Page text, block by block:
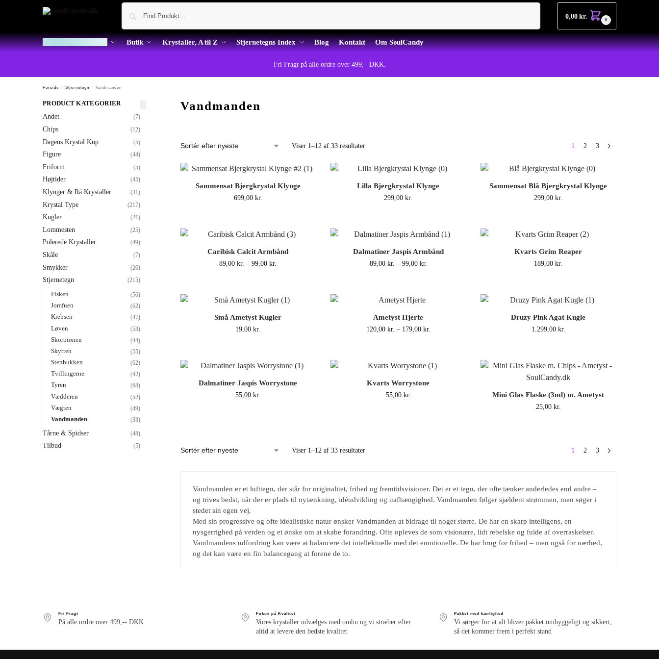
0,00kr. 0
Dagens Krystal Kup Butik Krystaller, A til Z Stjernetegns Index Blog Kontakt Om SoulCandy
Fri Fragt på alle ordre over 499,– DKK.
Forside / Stjernetegn / Vandmanden
Vandmanden
Viser 1–12 af 33 resultater 1 2 3
Sammensat Bjergkrystal Klynge
699,00 kr.
Lilla Bjergkrystal Klynge
299,00 kr.
Sammensat Blå Bjergkrystal Klynge
299,00kr.
Caribisk Calcit Armbånd
89,00kr. – 99,00kr.
Dalmatiner Jaspis Armbånd
89,00 kr. – 99,00 kr.
Kvarts Grim Reaper
189,00kr.
Små Ametyst Kugler
19,00kr.
Ametyst Hjerte
120,00 kr. – 179,00 kr.
Druzy Pink Agat Kugle
1.299,00 kr.
Dalmatiner Jaspis Worrystone
55,00kr.
Kvarts Worrystone
55,00 kr. Mini Glas Flaske (3ml) m. Ametyst
25,00 kr.
Viser 1–12 af 33 resultater 1 2 3
Vandmanden er et lufttegn, der står for originalitet, frihed og fremtidsvisioner. Det er et tegn, der ofte tænker anderledes end andre –
og trives bedst, når der er plads til nytænkning, idéudvikling og uafhængighed. Vandmanden følger sjældent strømmen, men søger i
stedet sin egen vej.
Med sin progressive og ofte idealistiske natur ønsker Vandmanden at bidrage til noget større. De har en skarp intelligens, en
nysgerrighed på verden og et ønske om at skabe forandring. Ofte opleves de som visionære, lidt rebelske og fulde af overraskelser.
Vandmandens udfordring kan være at balancere det intellektuelle med det emotionelle. De har brug for frihed – men også for nærhed,
og det kan være en fin balancegang at forene de to.
PRODUCT KATEGORIER
Andet
(7)
Chips (12)
Dagens Krystal Kup (5)
Figure (44)
Friform (5)
Højtider (45)
Klynger & Rå Krystaller (31)
Krystal Type (217)
Kugler (21)
Lommesten (25)
Polerede Krystaller (49)
Skåle (7)
Smykker (26)
Stjernetegn (215)
Fisken (56)
Jomfuen (62)
Krebsen (47)
Løven (53)
Skorpionen (44)
Skytten (55)
Stenbukken (62)
Tvillingerne (42)
Tyren (68)
Vædderen (52)
Vægten (49)
Vandmanden (33)
Tårne & Spidser (48)
Tilbud (5)
Fri Fragt
På alle ordre over 499,-- DKK
Fokus på Kvalitet
Vores krystaller udvælges med omhu og vi stræber efter
altid at levere den bedste kvalitet
Pakket med kærlighed
Vi sørger for at alt bliver pakket omhyggeligt og sikkert,
så det kommer frem i perfekt stand